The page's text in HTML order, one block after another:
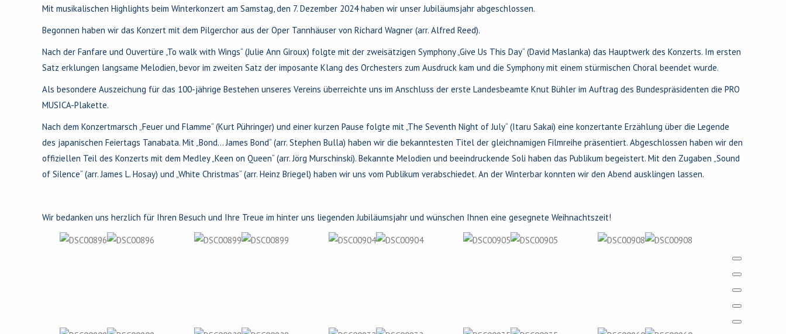
Mit musikalischen Highlights beim Winterkonzert am Samstag, den 7. Dezember 2024 haben wir unser Jubiläumsjahr abgeschlossen.
Begonnen haben wir das Konzert mit dem Pilgerchor aus der Oper Tannhäuser von Richard Wagner (arr. Alfred Reed).
Nach der Fanfare und Ouvertüre „To walk with Wings“ (Julie Ann Giroux) folgte mit der zweisätzigen Symphony „Give Us This Day“ (David Maslanka) das Hauptwerk des Konzerts. Im ersten
Satz erklungen langsame Melodien, bevor im zweiten Satz der imposante Klang des Orchesters zum Ausdruck kam und die Symphony mit einem stürmischen Choral beendet wurde.
Als besondere Auszeichung für das 100-jährige Bestehen unseres Vereins überreichte uns im Anschluss der erste Landesbeamte Knut Bühler im Auftrag des Bundespräsidenten die PRO
MUSICA-Plakette.
Nach dem Konzertmarsch „Feuer und Flamme“ (Kurt Pühringer) und einer kurzen Pause folgte mit „The Seventh Night of July“ (Itaru Sakai) eine konzertante Erzählung über die Legende
des japanischen Feiertags Tanabata. Mit „Bond… James Bond“ (arr. Stephen Bulla) haben wir die bekanntesten Titel der gleichnamigen Filmreihe präsentiert. Abgeschlossen haben wir den
offiziellen Teil des Konzerts mit dem Medley „Keen on Queen“ (arr. Jörg Murschinski). Bekannte Melodien und beeindruckende Soli haben das Publikum begeistert. Mit den Zugaben „Sound
of Silence“ (arr. James L. Hosay) und „White Christmas“ (arr. Heinz Briegel) haben wir uns vom Publikum verabschiedet. An der Winterbar konnten wir den Abend ausklingen lassen.
Wir bedanken uns herzlich für Ihren Besuch und Ihre Treue im hinter uns liegenden Jubiläumsjahr und wünschen Ihnen eine gesegnete Weihnachtszeit!